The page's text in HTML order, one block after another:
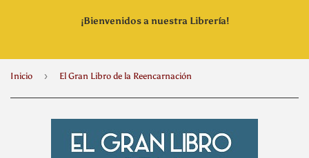
¡Bienvenidos a nuestra Librería!
Inicio › El Gran Libro de la Reencarnación